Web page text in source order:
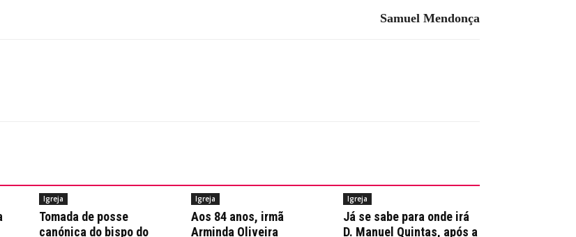
Samuel Mendonça
Igreja
Tomada de posse
canónica do bispo do
Igreja
Aos 84 anos, irmã
Arminda Oliveira
Igreja
Já se sabe para onde irá
D. Manuel Quintas, após a